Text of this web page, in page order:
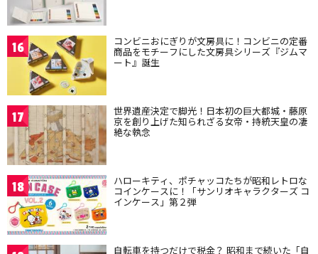
16 コンビニおにぎりが文房具に！コンビニの定番
商品をモチーフにした文房具シリーズ『ジムマ
ート』誕生
17 世界遺産決定で脚光！日本初の巨大都城・藤原
京を創り上げた知られざる女帝・持統天皇の凄
絶な執念
18 ハローキティ、ポチャッコたちが昭和レトロな
コインケースに！「サンリオキャラクターズ コ
インケース」第２弾
自転車を持つだけで税金？ 昭和まで続いた「自